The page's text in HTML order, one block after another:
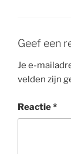
Geef een
Je e-
velden zijn
Reactie*